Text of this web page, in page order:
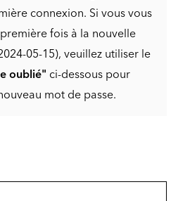
connexion. Si vous vous
fois à la nouvelle
05-15), veuillez utiliser le
oublié" ci-dessous pour
mot de passe.